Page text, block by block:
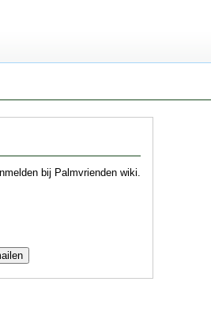
bij Palmvrienden wiki.